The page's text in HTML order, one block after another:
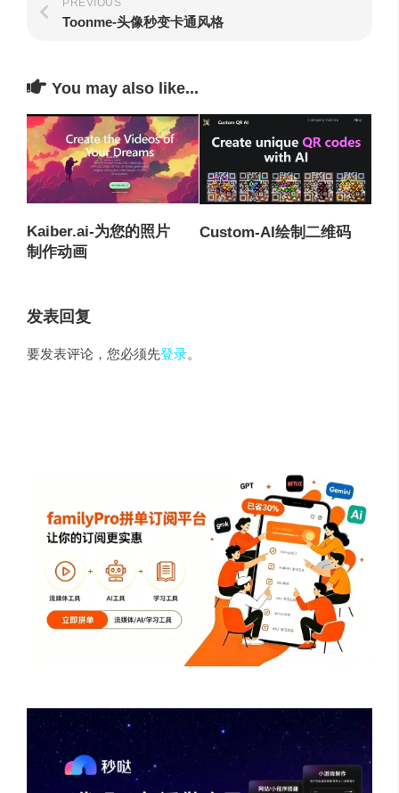
PREVIOUS
Toonme-头像秒变卡通风格
You may also like...
Kaiber.ai-为您的照片
制作动画
Custom-AI绘制二维码
发表回复
要发表评论，您必须先登录。